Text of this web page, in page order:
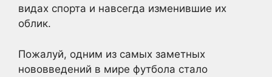
видах спорта и навсегда изменившие их
облик.
Пожалуй, одним из самых заметных
нововведений в мире футбола стало